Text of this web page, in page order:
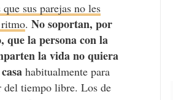
que sus parejas no les
.No soportan, por
que la persona con la
la vida no quiera
habitualmente para
del tiempo libre. Los de